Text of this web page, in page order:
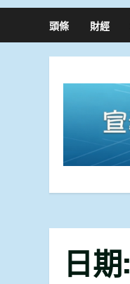
頭條 財經
日期: